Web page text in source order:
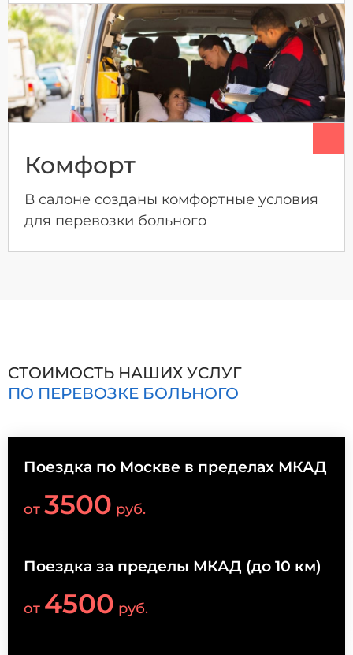
Комфорт
В салоне созданы комфортные условия
для перевозки больного
СТОИМОСТЬ НАШИХ УСЛУГ
ПО ПЕРЕВОЗКЕ БОЛЬНОГО
Поездка по Москве в пределах МКАД
от 3500 руб.
Поездка за пределы МКАД (до 10 км)
от 4500 руб.